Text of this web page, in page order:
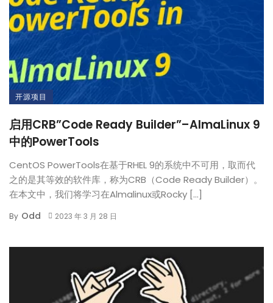
开源项目
启用CRB”Code Ready Builder”–AlmaLinux 9
中的PowerTools
CentOS PowerTools在基于RHEL 9的系统中不可用，取而代
之的是其等效的软件库，称为CRB（Code Ready Builder）。
在本文中，我们将学习在Almalinux或Rocky […]
By Odd 2023 年 3 月 28 日